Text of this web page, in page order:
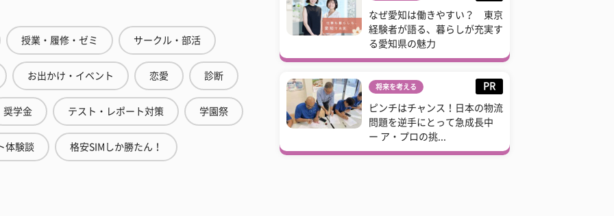
授業・履修・ゼミ サークル・部活
お出かけ・イベント 恋愛 診断
奨学金 テスト・レポート対策 学園祭
体験談 格安SIMしか勝たん！
なぜ愛知は働きやすい？ 東京
経験者が語る、暮らしが充実す
る愛知県の魅力
将来を考える PR
ピンチはチャンス！日本の物流
問題を逆手にとって急成長中
ー ア・プロの挑...